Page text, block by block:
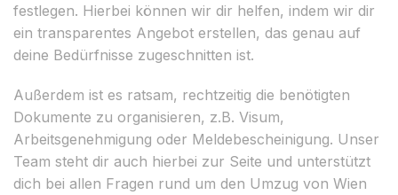
festlegen. Hierbei können wir dir helfen, indem wir dir
ein transparentes Angebot erstellen, das genau auf
deine Bedürfnisse zugeschnitten ist.
Außerdem ist es ratsam, rechtzeitig die benötigten
Dokumente zu organisieren, z.B. Visum,
Arbeitsgenehmigung oder Meldebescheinigung. Unser
Team steht dir auch hierbei zur Seite und unterstützt
dich bei allen Fragen rund um den Umzug von Wien